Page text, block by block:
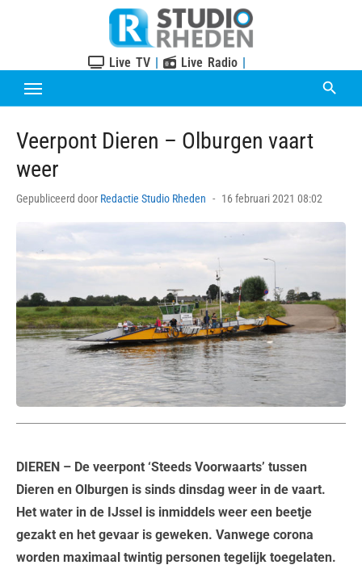
Live TV | Live Radio |
Veerpont Dieren – Olburgen vaart
weer
Gepubliceerd door Redactie Studio Rheden
Posted
16 februari 2021 08:02
DIEREN – De veerpont ‘Steeds Voorwaarts’ tussen
Dieren en Olburgen is sinds dinsdag weer in de vaart.
Het water in de IJssel is inmiddels weer een beetje
gezakt en het gevaar is geweken. Vanwege corona
worden maximaal twintig personen tegelijk toegelaten.